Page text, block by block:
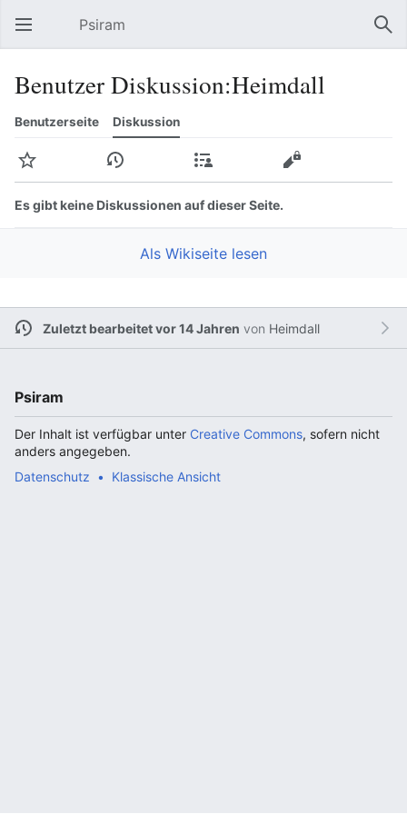
Hauptmenü öffnen Psiram
Benutzer Diskussion:Heimdall
Benutzerseite Diskussion
Beobachten Versionsgeschichte Beiträge Bearbeiten
Es gibt keine Diskussionen auf dieser Seite.
Als Wikiseite lesen
Zuletzt bearbeitet vor 14 Jahren von Heimdall
Psiram
Der Inhalt ist verfügbar unter Creative Commons, sofern nicht
anders angegeben.
Datenschutz
Klassische Ansicht